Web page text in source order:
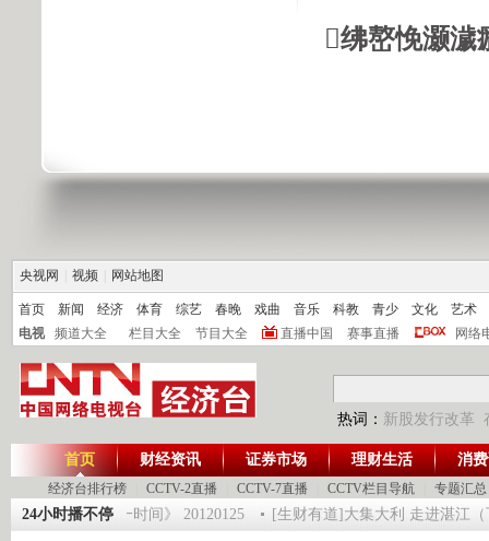
绋嶅悗灏
央视网 视频 网站地图
首页 新闻 经济 体育 综艺 春晚 戏曲 音乐 科教 青少 文化
艺术
电视
频道大全 栏目大全 节目大全 直播中国 赛事直播 网络
热词： 新股发行改革
首页
经济台排行榜 CCTV-2直播 CCTV-7直播 CCTV栏目导航 专题汇总
财经资讯 证券市场 理财生活 消
24小时播不停
师 5 《第一时间》 20120125 [生财有道]大集大利 走进湛江（下）